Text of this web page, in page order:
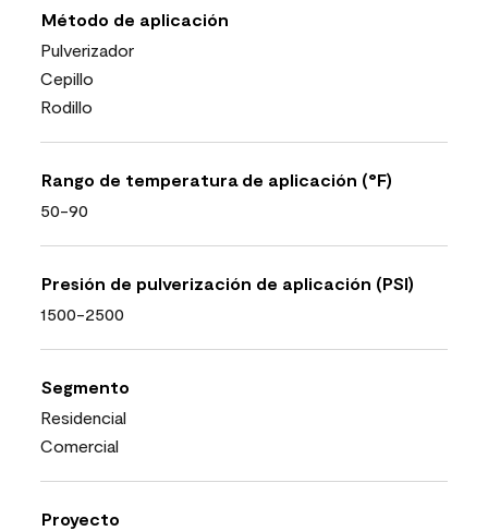
Método de aplicación
Pulverizador
Cepillo
Rodillo
Rango de temperatura de aplicación (°F)
50-90
Presión de pulverización de aplicación (PSI)
1500-2500
Segmento
Residencial
Comercial
Proyecto